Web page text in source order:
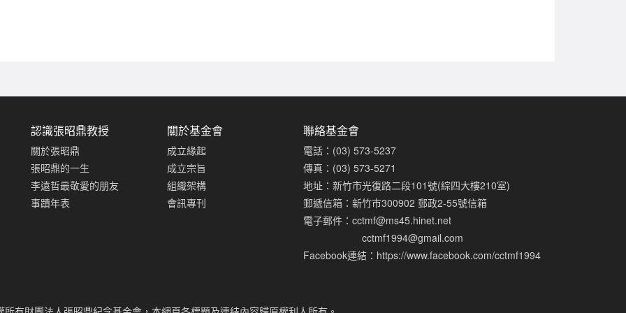
認識張昭鼎教授
關於張昭鼎
張昭鼎的一生
李遠哲最敬愛的朋友
事蹟年表
關於基金會
成立緣起
成立宗旨
組織架構
會訊專刊
聯絡基金會
電話：(03) 573-5237
傳真：(03) 573-5271
地址：新竹市光復路二段101號(綜四大樓210室)
郵遞信箱：新竹市300902 郵政2-55號信箱
電子郵件： cctmf@ms45.hinet.net
cctmf1994@gmail.com
Facebook連結： https://www.facebook.com/cctmf1994